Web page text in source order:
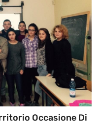
Occasione Di